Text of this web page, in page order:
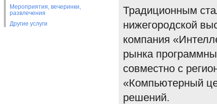
Мероприятия, вечеринки,
развлечения
Другие услуги
Традиционным
нижегородской
компания
рынка
совместно с
«Компьютерный
решений.